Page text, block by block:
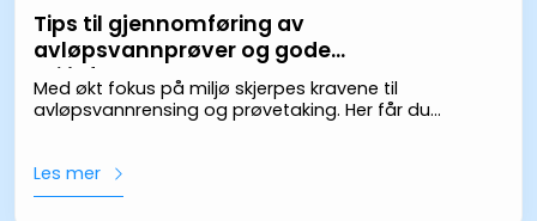
Tips til gjennomføring av
avløpsvannprøver og gode
miljøforhold
Med økt fokus på miljø skjerpes kravene til
avløpsvannrensing og prøvetaking. Her får du
miljøforhold for pålitelige analyseresultater.
Les mer